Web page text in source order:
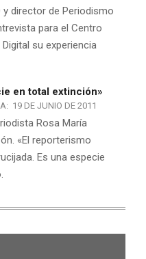
director de Periodismo
para el Centro
su experiencia
en total extinción»
19 DE JUNIO DE 2011
Rosa María
«El reporterismo
Es una especie